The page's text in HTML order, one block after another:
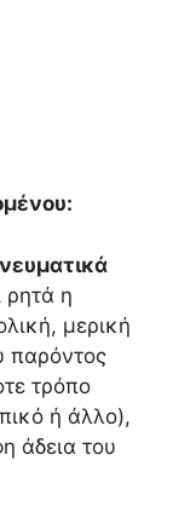
ρητά η
μερική
παρόντος
τρόπο
ή άλλο),
άδεια του